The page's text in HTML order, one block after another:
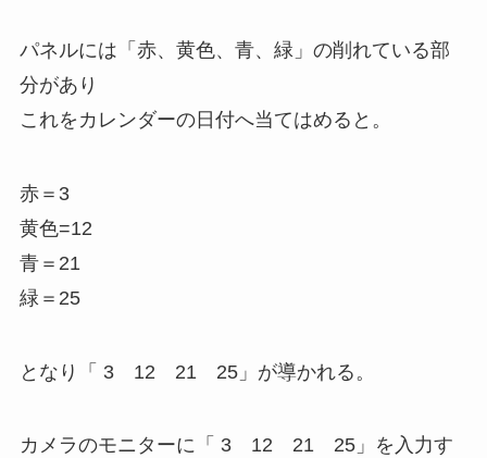
パネルには「赤、黄色、青、緑」の削れている部
分があり
これをカレンダーの日付へ当てはめると。
赤＝3
黄色=12
青＝21
緑＝25
となり「 3 12 21 25」が導かれる。
カメラのモニターに「 3 12 21 25」を入力す